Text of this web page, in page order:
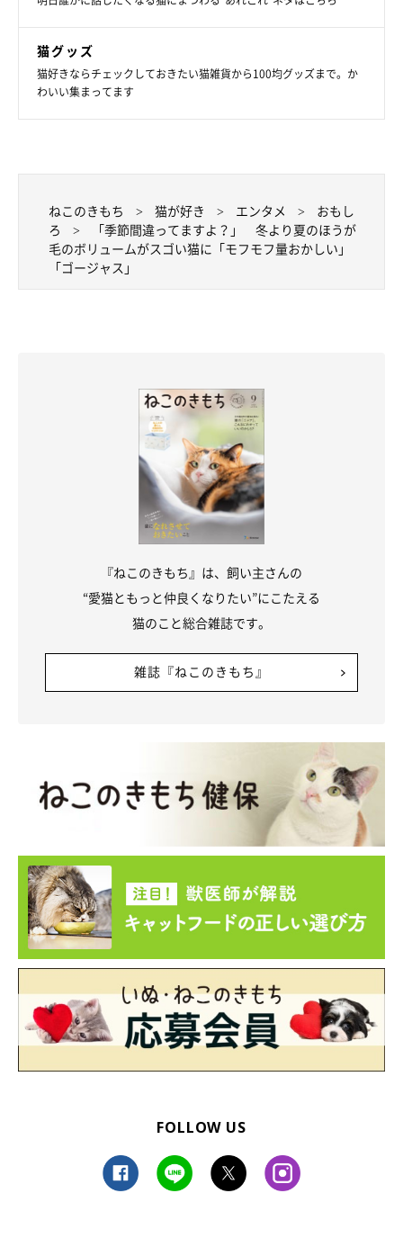
ンフォレストキャットのシルキーさん。10才になった今では、毛量
関連記事:
おやつを見て目を輝かせる猫 飼い主の手にあ
るのが「コーム」だったときとの表情のギャッ
そのことに気づいたシルキーさんは、もらえることを期待して目を
ーム」だったときは…。
取材・文／雨宮カイ
※この記事は投稿者さまに取材し、了承の上制作したものです。
2024年7月時点の情報であり、現在と異なる場合があります。
猫グッズ
猫好きならチェックしておきたい猫雑貨から100均グッズまで。か
わいい集まってます
ねこのきもち 猫が好き エンタメ
おもし
ろ
「季節間違ってますよ？」 冬より夏のほうが
毛のボリュームがスゴい猫に「モフモフ量おかしい」
「ゴージャス」
『ねこのきもち』は、飼い主さんの
“愛猫ともっと仲良くなりたい”にこたえる
猫のこと総合雑誌です。
雑誌『ねこのきもち』
FOLLOW US